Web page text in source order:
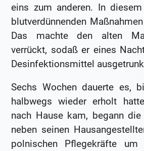
eins zum anderen. In
blutverdünnenden
Das machte den alten
verrückt, sodaß er eines
Desinfektionsmittel
Sechs Wochen dauerte es,
halbwegs wieder erholt
nach Hause kam, begann
neben seinen
polnischen Pflegekräfte um